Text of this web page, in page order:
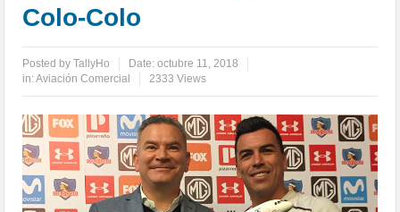
Colo-Colo
Posted byTallyHo Date:octubre 11, 2018
in:Aviación Comercial 2333 Views